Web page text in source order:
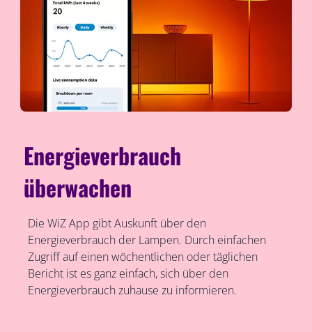
Energieverbrauch
überwachen
Die WiZ App gibt Auskunft über den
Energieverbrauch der Lampen. Durch einfachen
Zugriff auf einen wöchentlichen oder täglichen
Bericht ist es ganz einfach, sich über den
Energieverbrauch zuhause zu informieren.